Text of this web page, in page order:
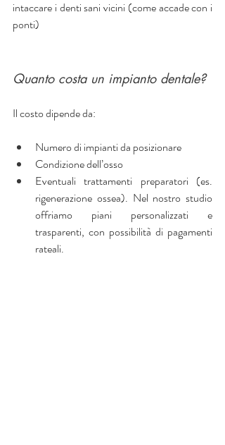
intaccare i denti sani vicini (come accade con i
ponti)
Quanto costa un impianto dentale?
Il costo dipende da:
Numero di impianti da posizionare
Condizione dell’osso
Eventuali trattamenti preparatori (es.
rigenerazione ossea). Nel nostro studio
offriamo piani personalizzati e
trasparenti, con possibilità di pagamenti
rateali.